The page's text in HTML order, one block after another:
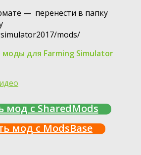
— перенести в папку
mods/
моды для Farming Simulator
мод с SharedMods
мод с ModsBase